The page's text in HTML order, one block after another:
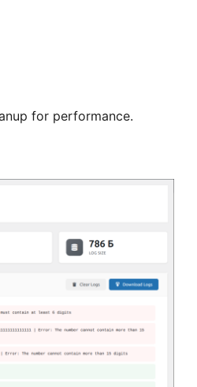
for performance.